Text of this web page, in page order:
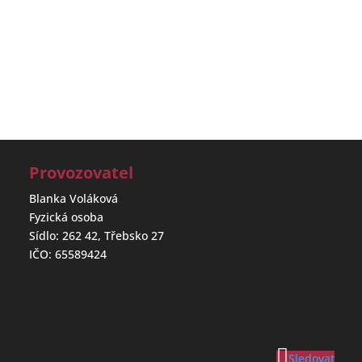
Provozovatel
Blanka Voláková
Fyzická osoba
Sídlo: 262 42, Třebsko 27
IČO: 65589424
Sledovat